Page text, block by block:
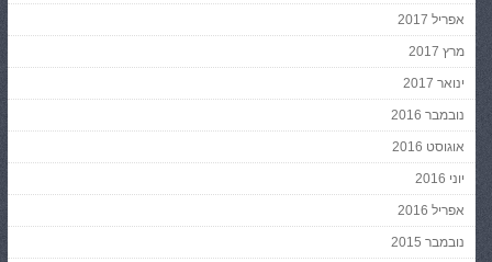
אפריל 2017
מרץ 2017
ינואר 2017
נובמבר 2016
אוגוסט 2016
יוני 2016
אפריל 2016
נובמבר 2015